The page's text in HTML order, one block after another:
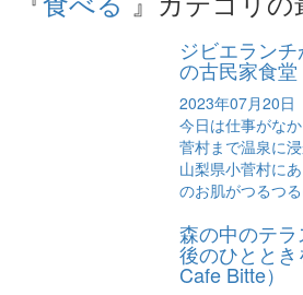
ジビエラン
の古民家食堂
2023年07月20日
今日は仕事がな
菅村まで温泉に
山梨県小菅村に
のお肌がつるつ
森の中のテ
後のひとと
Cafe Bitte）